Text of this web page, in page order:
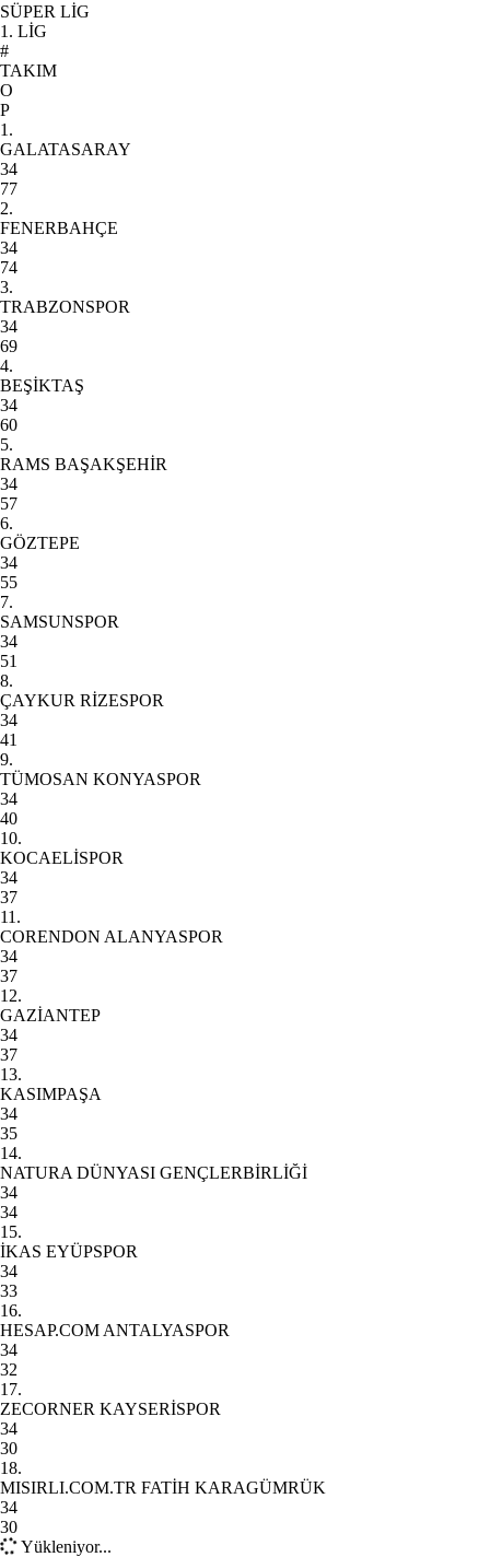
SÜPER LİG
1. LİG
#
TAKIM
O
P
1.
GALATASARAY
34
77
2.
FENERBAHÇE
34
74
3.
TRABZONSPOR
34
69
4.
BEŞİKTAŞ
34
60
5.
RAMS BAŞAKŞEHİR
34
57
6.
GÖZTEPE
34
55
7.
SAMSUNSPOR
34
51
8.
ÇAYKUR RİZESPOR
34
41
9.
TÜMOSAN KONYASPOR
34
40
10.
KOCAELİSPOR
34
37
11.
CORENDON ALANYASPOR
34
37
12.
GAZİANTEP
34
37
13.
KASIMPAŞA
34
35
14.
NATURA DÜNYASI GENÇLERBİRLİĞİ
34
34
15.
İKAS EYÜPSPOR
34
33
16.
HESAP.COM ANTALYASPOR
34
32
17.
ZECORNER KAYSERİSPOR
34
30
18.
MISIRLI.COM.TR FATİH KARAGÜMRÜK
34
30
Yükleniyor...